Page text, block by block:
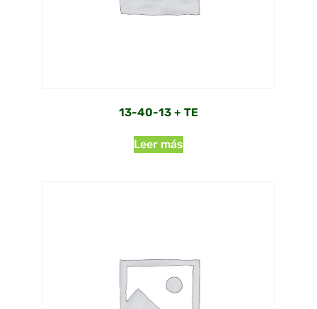
13-40-13 + TE
Leer más